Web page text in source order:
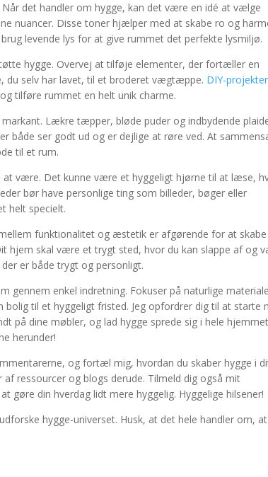
det handler om hygge, kan det være en idé at vælge
nuancer. Disse toner hjælper med at skabe ro og
levende lys for at give rummet det perfekte lysmiljø.
hygge. Overvej at tilføje elementer, der fortæller en
du selv har lavet, til et broderet vægtæppe. DIY-projekter
tilføre rummet en helt unik charme.
Lækre tæpper, bløde puder og indbydende
både ser godt ud og er dejlige at røre ved. At
til et rum.
være. Det kunne være et hyggeligt hjørne til at læse,
bør have personlige ting som billeder, bøger eller
helt specielt.
funktionalitet og æstetik er afgørende for at
hjem skal være et trygt sted, hvor du kan slappe af og
er både trygt og personligt.
gennem enkel indretning. Fokuser på naturlige
til et hyggeligt fristed. Jeg opfordrer dig til at starte
på dine møbler, og lad hygge sprede sig i hele
herunder!
og fortæl mig, hvordan du skaber hygge i
ressourcer og blogs derude. Tilmeld dig også mit
din hverdag lidt mere hyggelig. Hyggelige hilsener!
hygge-universet. Husk, at det hele handler om,